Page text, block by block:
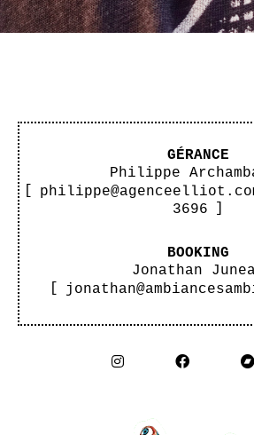
GÉRANCE
Philippe
[
3696
]
BOOKING
Jonathan
[